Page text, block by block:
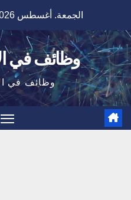
content
الجمعة. أغسطس 7th, 2026
وظائف في
وظائف في